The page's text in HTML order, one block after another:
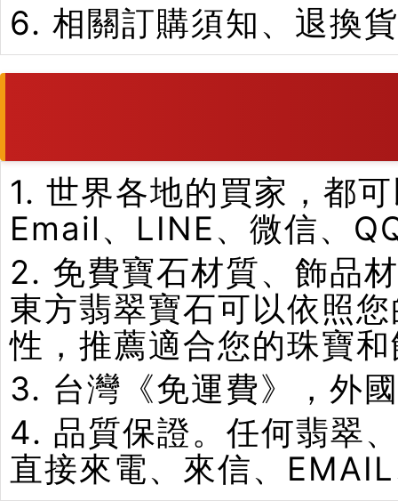
6. 相關訂購須知、退換
1. 世界各地的買家，都
Email、LINE、微信、
2. 免費寶石材質、飾品
東方翡翠寶石可以依照
性，推薦適合您的珠寶
3. 台灣《免運費》，外
4. 品質保證。任何翡翠
直接來電、來信、